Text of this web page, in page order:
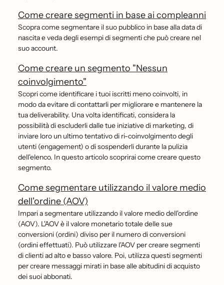
Come creare segmenti in base ai compleanni
Scopra come segmentare il suo pubblico in base alla data di
nascita e veda degli esempi di segmenti che può creare nel
suo account.
Come creare un segmento "Nessun
coinvolgimento"
Scopri come identificare i tuoi iscritti meno coinvolti, in
modo da evitare di contattarli per migliorare e mantenere la
tua deliverability. Una volta identificati, considera la
possibilità di escluderli dalle tue iniziative di marketing, di
inviare loro un ultimo tentativo di ri-coinvolgimento degli
utenti (engagement) o di sospenderli durante la pulizia
dell'elenco. In questo articolo scoprirai come creare questo
segmento.
Come segmentare utilizzando il valore medio
dell'ordine (AOV)
Impari a segmentare utilizzando il valore medio dell'ordine
(AOV). L'AOV è il valore monetario totale delle sue
conversioni (ordini) diviso per il numero di conversioni
(ordini effettuati). Può utilizzare l'AOV per creare segmenti
di clienti ad alto e basso valore. Poi, utilizza questi segmenti
per creare messaggi mirati in base alle abitudini di acquisto
dei suoi abbonati.